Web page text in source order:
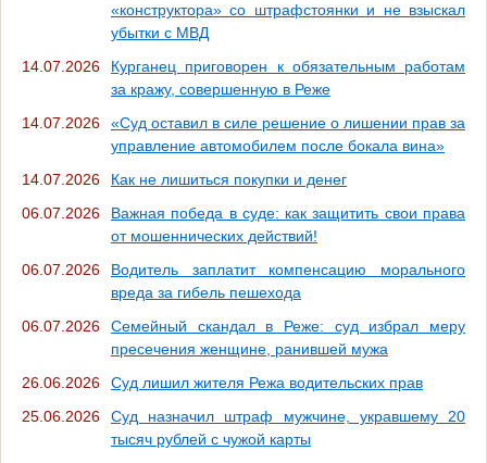
«конструктора» со штрафстоянки и не взыскал
убытки с МВД
14.07.2026
Курганец приговорен к обязательным работам
за кражу, совершенную в Реже
14.07.2026
«Суд оставил в силе решение о лишении прав за
управление автомобилем после бокала вина»
14.07.2026
Как не лишиться покупки и денег
06.07.2026
Важная победа в суде: как защитить свои права
от мошеннических действий!
06.07.2026
Водитель заплатит компенсацию морального
вреда за гибель пешехода
06.07.2026
Семейный скандал в Реже: суд избрал меру
пресечения женщине, ранившей мужа
26.06.2026
Суд лишил жителя Режа водительских прав
25.06.2026
Суд назначил штраф мужчине, укравшему 20
тысяч рублей с чужой карты